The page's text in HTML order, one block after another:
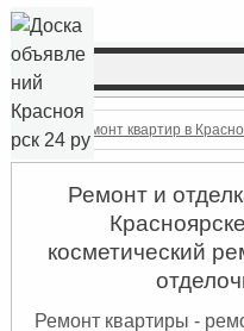
Ремонт квартир в
Ремонт и
косметический
Ремонт квартиры -